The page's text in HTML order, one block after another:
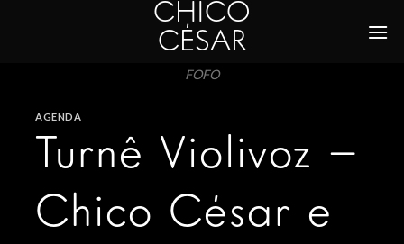
CHICO
CÉSAR
FOFO
AGENDA
Turnê Violivoz –
Chico César e